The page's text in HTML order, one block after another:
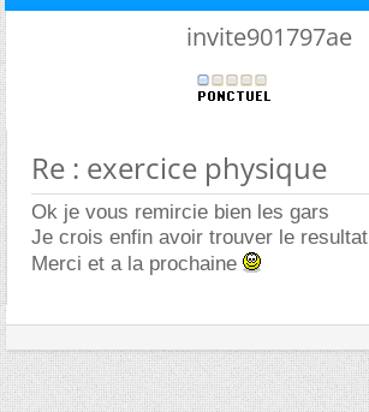
invite901797ae
Re : exercice physique
Ok je vous remircie bien les gars
Je crois enfin avoir trouver le resultat
Merci et a la prochaine